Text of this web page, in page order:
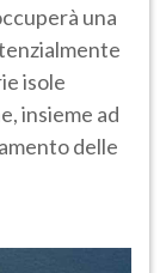
una
isole
insieme ad
delle